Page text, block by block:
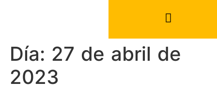
Día: 27 de abril de
2023